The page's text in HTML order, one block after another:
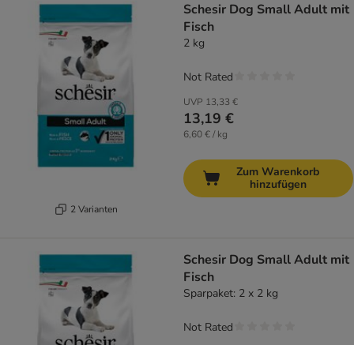
2 Varianten
Schesir Dog Small Adult mit
Fisch
2 kg
UVP 13,33 €
13,19 €
6,60 € / kg
Not Rated
Zum Warenkorb
hinzufügen
Schesir Dog Small Adult mit
Fisch
Sparpaket: 2 x 2 kg
Not Rated